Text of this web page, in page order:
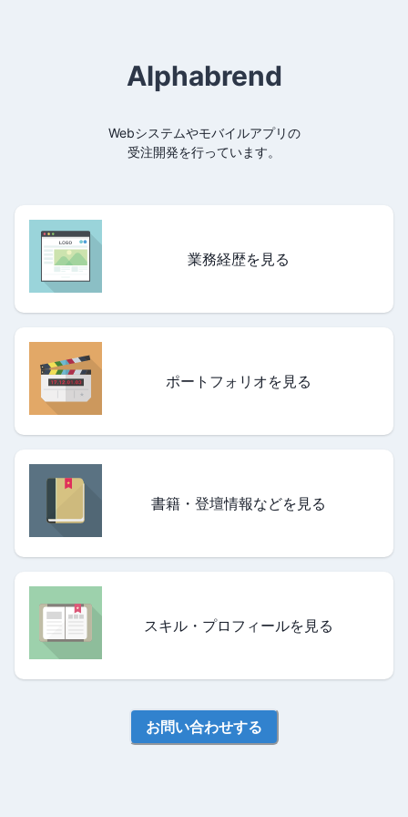
Alphabrend
Webシステムやモバイルアプリの
受注開発を行っています。
業務経歴を見る
ポートフォリオを見る
書籍・登壇情報などを見る
スキル・プロフィールを見る
お問い合わせする